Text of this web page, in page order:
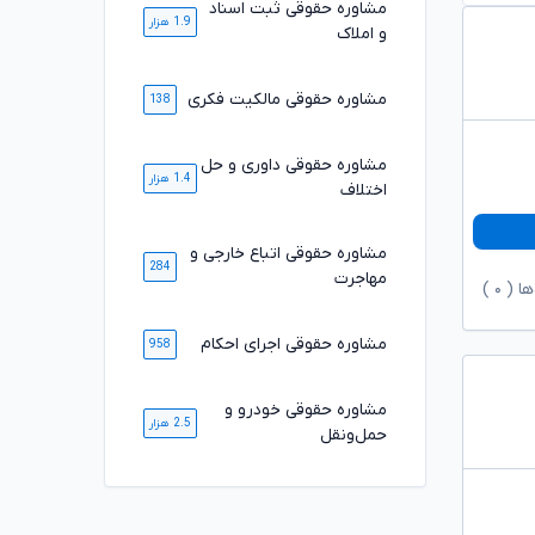
( ۰
مشاوره حقوقی ثبت اسناد
و املاک
1.9 هزار
مشاوره حقوقی مالکیت فکری 138
مشاوره حقوقی داوری و حل
اختلاف
1.4 هزار
مشاوره حقوقی اتباع خارجی و
مهاجرت
284
مشاوره حقوقی اجرای احکام 958
مشاوره حقوقی خودرو و
حمل‌ونقل
2.5 هزار